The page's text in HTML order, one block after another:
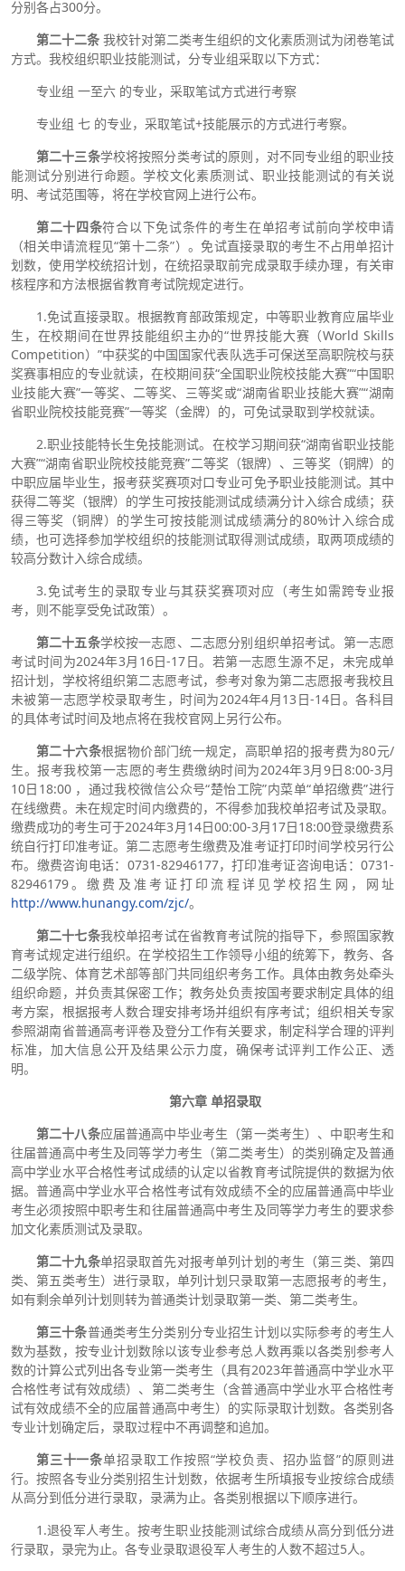
分别各占300分。
第二十二条 我校针对第二类考生组织的文化素质测试为闭卷笔试
方式。我校组织职业技能测试，分专业组采取以下方式：
专业组 一至六 的专业，采取笔试方式进行考察
专业组 七 的专业，采取笔试+技能展示的方式进行考察。
第二十三条学校将按照分类考试的原则，对不同专业组的职业技
能测试分别进行命题。学校文化素质测试、职业技能测试的有关说
明、考试范围等，将在学校官网上进行公布。
第二十四条符合以下免试条件的考生在单招考试前向学校申请
（相关申请流程见“第十二条”）。免试直接录取的考生不占用单招计
划数，使用学校统招计划，在统招录取前完成录取手续办理，有关审
核程序和方法根据省教育考试院规定进行。
1.免试直接录取。根据教育部政策规定，中等职业教育应届毕业
生，在校期间在世界技能组织主办的“世界技能大赛（World Skills
Competition）”中获奖的中国国家代表队选手可保送至高职院校与获
奖赛事相应的专业就读，在校期间获“全国职业院校技能大赛”“中国职
业技能大赛”一等奖、二等奖、三等奖或“湖南省职业技能大赛”“湖南
省职业院校技能竞赛”一等奖（金牌）的，可免试录取到学校就读。
2.职业技能特长生免技能测试。在校学习期间获“湖南省职业技能
大赛”“湖南省职业院校技能竞赛”二等奖（银牌）、三等奖（铜牌）的
中职应届毕业生，报考获奖赛项对口专业可免予职业技能测试。其中
获得二等奖（银牌）的学生可按技能测试成绩满分计入综合成绩；获
得三等奖（铜牌）的学生可按技能测试成绩满分的80%计入综合成
绩，也可选择参加学校组织的技能测试取得测试成绩，取两项成绩的
较高分数计入综合成绩。
3.免试考生的录取专业与其获奖赛项对应（考生如需跨专业报
考，则不能享受免试政策）。
第二十五条学校按一志愿、二志愿分别组织单招考试。第一志愿
考试时间为2024年3月16日-17日。若第一志愿生源不足，未完成单
招计划，学校将组织第二志愿考试，参考对象为第二志愿报考我校且
未被第一志愿学校录取考生，时间为2024年4月13日-14日。各科目
的具体考试时间及地点将在我校官网上另行公布。
第二十六条根据物价部门统一规定，高职单招的报考费为80元/
生。报考我校第一志愿的考生费缴纳时间为2024年3月9日8:00-3月
10日18:00 ，通过我校微信公众号“楚怡工院”内菜单“单招缴费”进行
在线缴费。未在规定时间内缴费的，不得参加我校单招考试及录取。
缴费成功的考生可于2024年3月14日00:00-3月17日18:00登录缴费系
统自行打印准考证。第二志愿考生缴费及准考证打印时间学校另行公
布。缴费咨询电话：0731-82946177，打印准考证咨询电话：0731-
82946179。缴费及准考证打印流程详见学校招生网，网址
http://www.hunangy.com/zjc/。
第二十七条我校单招考试在省教育考试院的指导下，参照国家教
育考试规定进行组织。在学校招生工作领导小组的统筹下，教务、各
二级学院、体育艺术部等部门共同组织考务工作。具体由教务处牵头
组织命题，并负责其保密工作；教务处负责按国考要求制定具体的组
考方案，根据报考人数合理安排考场并组织有序考试；组织相关专家
参照湖南省普通高考评卷及登分工作有关要求，制定科学合理的评判
标准，加大信息公开及结果公示力度，确保考试评判工作公正、透
明。
第六章 单招录取
第二十八条应届普通高中毕业考生（第一类考生）、中职考生和
往届普通高中考生及同等学力考生（第二类考生）的类别确定及普通
高中学业水平合格性考试成绩的认定以省教育考试院提供的数据为依
据。普通高中学业水平合格性考试有效成绩不全的应届普通高中毕业
考生必须按照中职考生和往届普通高中考生及同等学力考生的要求参
加文化素质测试及录取。
第二十九条单招录取首先对报考单列计划的考生（第三类、第四
类、第五类考生）进行录取，单列计划只录取第一志愿报考的考生，
如有剩余单列计划则转为普通类计划录取第一类、第二类考生。
第三十条普通类考生分类别分专业招生计划以实际参考的考生人
数为基数，按专业计划数除以该专业参考总人数再乘以各类别参考人
数的计算公式列出各专业第一类考生（具有2023年普通高中学业水平
合格性考试有效成绩）、第二类考生（含普通高中学业水平合格性考
试有效成绩不全的应届普通高中考生）的实际录取计划数。各类别各
专业计划确定后，录取过程中不再调整和追加。
第三十一条单招录取工作按照“学校负责、招办监督”的原则进
行。按照各专业分类别招生计划数，依据考生所填报专业按综合成绩
从高分到低分进行录取，录满为止。各类别根据以下顺序进行。
1.退役军人考生。按考生职业技能测试综合成绩从高分到低分进
行录取，录完为止。各专业录取退役军人考生的人数不超过5人。